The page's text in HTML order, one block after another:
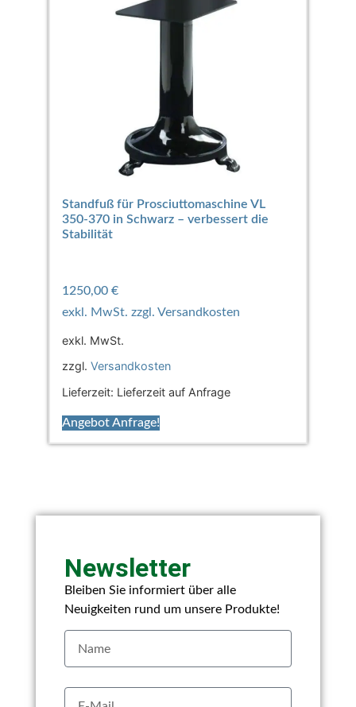
Standfuß für Prosciuttomaschine VL
350-370 in Schwarz – verbessert die
Stabilität
1250,00 €
exkl. MwSt.
zzgl. Versandkosten
Lieferzeit: Lieferzeit auf Anfrage
Angebot Anfrage!
Newsletter
Bleiben Sie informiert über alle
Neuigkeiten rund um unsere Produkte!